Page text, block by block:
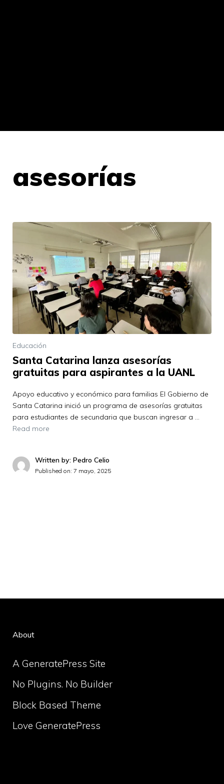
asesorías
Educación
Santa Catarina lanza asesorías
gratuitas para aspirantes a la UANL
Apoyo educativo y económico para familias El Gobierno de
Santa Catarina inició un programa de asesorías gratuitas
para estudiantes de secundaria que buscan ingresar a …
Read more
Written by: Pedro Celio
Published on: 7 mayo, 2025
About
A GeneratePress Site
No Plugins. No Builder
Block Based Theme
Love GeneratePress